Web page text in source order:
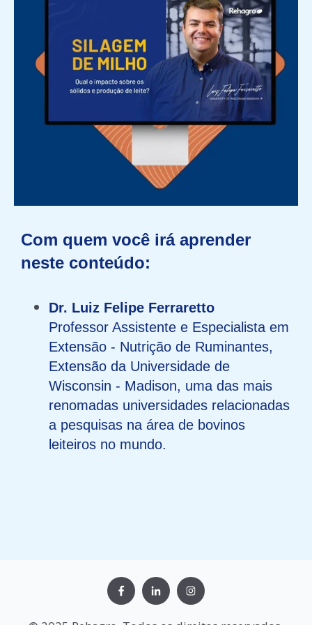
Com quem você irá aprender
neste conteúdo:
Dr. Luiz Felipe Ferraretto
Professor Assistente e Especialista em
Extensão - Nutrição de Ruminantes,
Extensão da Universidade de
Wisconsin - Madison, uma das mais
renomadas universidades relacionadas
a pesquisas na área de bovinos
leiteiros no mundo.